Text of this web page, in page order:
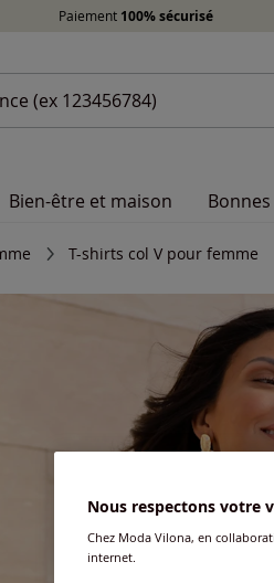
Paiement 100% sécurisé
Bien-être et maison
T-shirts col V pour femme
Nous respectons votre
Chez Moda Vilona, en
internet.